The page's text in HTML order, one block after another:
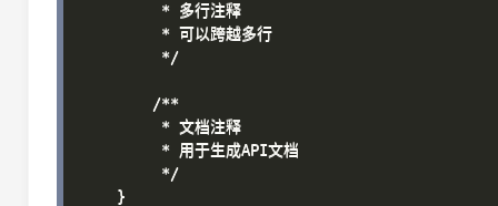
         * 多行注释
         * 可以跨越多行
         */
        /**
         * 文档注释
         * 用于生成API文档
         */
    }